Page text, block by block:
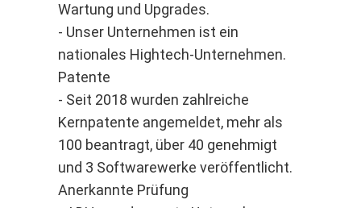
Wartung und Upgrades.
- Unser Unternehmen ist ein
nationales Hightech-Unternehmen.
Patente
- Seit 2018 wurden zahlreiche
Kernpatente angemeldet, mehr als
100 beantragt, über 40 genehmigt
und 3 Softwarewerke veröffentlicht.
Anerkannte Prüfung